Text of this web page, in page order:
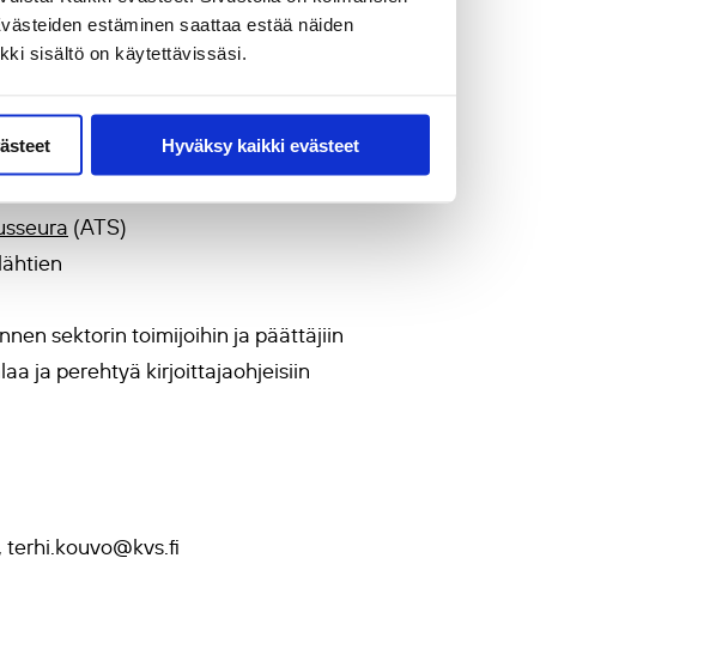
estäminen saattaa estää näiden
sisältö on käytettävissäsi.
Hyväksy kaikki evästeet
viimeistään 29. toukokuuta.
mennessä.
(ATS)
sektorin toimijoihin ja päättäjiin
ja perehtyä kirjoittajaohjeisiin